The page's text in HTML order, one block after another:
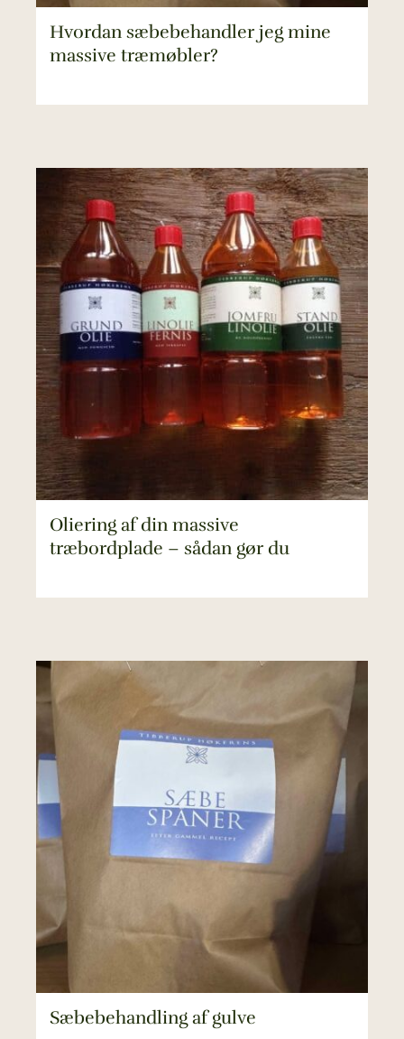
Hvordan sæbebehandler jeg mine
massive træmøbler?
Oliering af din massive
træbordplade – sådan gør du
Sæbebehandling af gulve